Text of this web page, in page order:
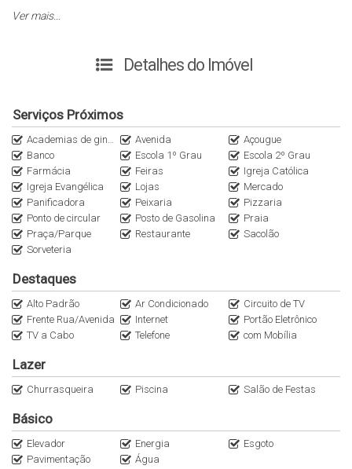
O apartamento também conta com
Entre em contato para mais informações e agende uma visita.
Ver mais...
Detalhes do Imóvel
Serviços Próximos
Academias de ginástica Avenida
Açougue
Banco
Escola 1º Grau
Escola 2º Grau
Farmácia
Feiras
Igreja Católica
Igreja Evangélica
Lojas
Mercado
Panificadora
Peixaria
Pizzaria
Ponto de circular
Posto de Gasolina
Praia
Praça/Parque
Restaurante
Sacolão
Sorveteria
Destaques
Alto Padrão Ar Condicionado
Circuito de TV
Frente Rua/Avenida
Internet
Portão Eletrônico
TV a Cabo
Telefone com Mobília
Lazer
Churrasqueira Piscina Salão de Festas
Básico
Elevador Energia
Esgoto
Pavimentação
Água